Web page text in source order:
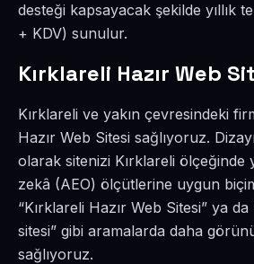
desteği kapsayacak şekilde yıllık
+ KDV) sunulur.
Kırklareli Hazır Web
Kırklareli ve yakın çevresindeki
Hazır Web Sitesi sağlıyoruz.
olarak sitenizi Kırklareli ölçeğinde
zekâ (AEO) ölçütlerine uygun
“Kırklareli Hazır Web Sitesi” ya
sitesi” gibi aramalarda daha
sağlıyoruz.